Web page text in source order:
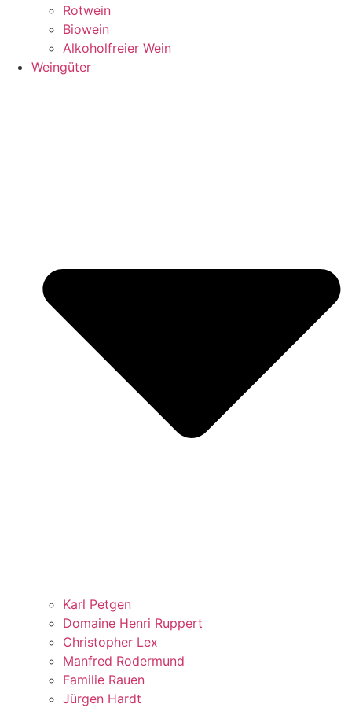
Rotwein
Biowein
Alkoholfreier Wein
Weingüter
Karl Petgen
Domaine Henri Ruppert
Christopher Lex
Manfred Rodermund
Familie Rauen
Jürgen Hardt